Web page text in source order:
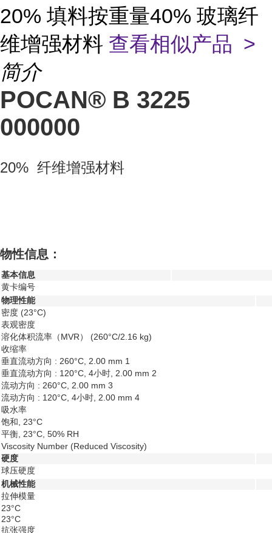
20% 填料按重量40% 玻璃纤
维增强材料 查看相似产品 >
简介
POCAN® B 3225
000000
20% 纤维增强材料
物性信息：
基本信息
黄卡编号
物理性能
密度 (23°C)
表观密度
溶化体积流率（MVR） (260°C/2.16 kg)
收缩率
垂直流动方向 : 260°C, 2.00 mm 1
垂直流动方向 : 120°C, 4小时, 2.00 mm 2
流动方向 : 260°C, 2.00 mm 3
流动方向 : 120°C, 4小时, 2.00 mm 4
吸水率
饱和, 23°C
平衡, 23°C, 50% RH
Viscosity Number (Reduced Viscosity)
硬度
球压硬度
机械性能
拉伸模量
23°C
23°C
抗张强度